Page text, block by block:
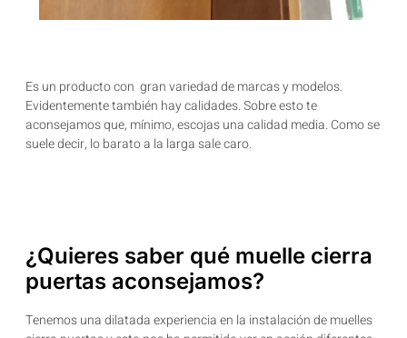
Es un producto con gran variedad de marcas y modelos.
Evidentemente también hay calidades. Sobre esto te
aconsejamos que, mínimo, escojas una calidad media. Como se
suele decir, lo barato a la larga sale caro.
¿Quieres saber qué muelle cierra
puertas aconsejamos?
Tenemos una dilatada experiencia en la instalación de muelles